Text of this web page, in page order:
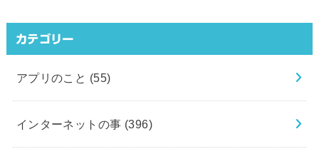
カテゴリー
アプリのこと (55)
インターネットの事 (396)